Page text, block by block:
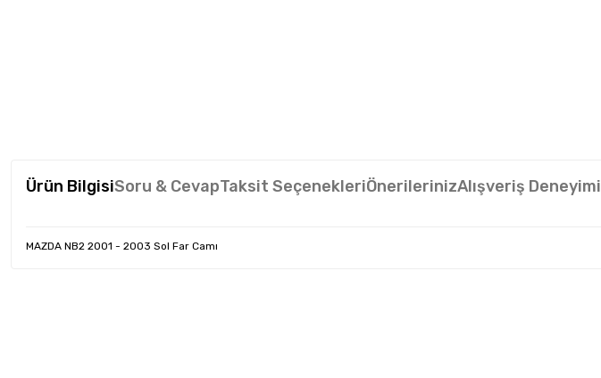
Ürün BilgisiSoru & CevapTaksit SeçenekleriÖnerilerinizAlışveriş Deneyimi
MAZDA NB2 2001 - 2003 Sol Far Camı